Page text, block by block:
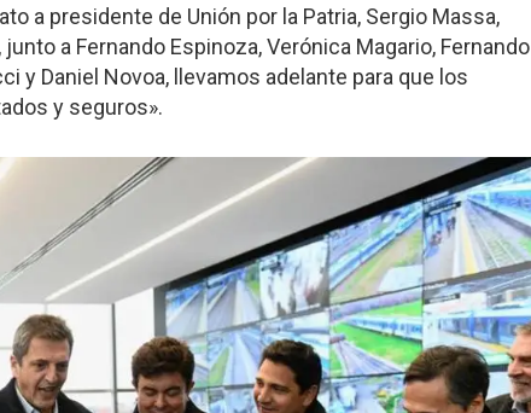
a presidente de Unión por la Patria, Sergio Massa,
a Fernando Espinoza, Verónica Magario, Fernando
y Daniel Novoa, llevamos adelante para que los
y seguros».